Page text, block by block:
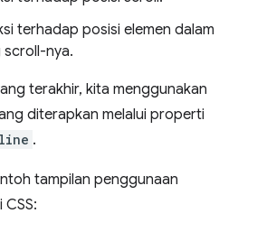
terhadap posisi elemen dalam
nya.
terakhir, kita menggunakan
diterapkan melalui properti
.
tampilan penggunaan
CSS: